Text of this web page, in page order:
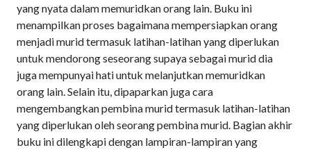
yang nyata dalam memuridkan orang lain. Buku ini
menampilkan proses bagaimana mempersiapkan orang
menjadi murid termasuk latihan-latihan yang diperlukan
untuk mendorong seseorang supaya sebagai murid dia
juga mempunyai hati untuk melanjutkan memuridkan
orang lain. Selain itu, dipaparkan juga cara
mengembangkan pembina murid termasuk latihan-latihan
yang diperlukan oleh seorang pembina murid. Bagian akhir
buku ini dilengkapi dengan lampiran-lampiran yang